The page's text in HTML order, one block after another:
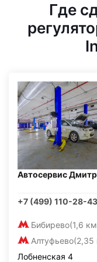
Где
Автосервис
+7 (499) 110-28-43
Бибирево(1,6
Алтуфьево(2,35
Лобненская 4